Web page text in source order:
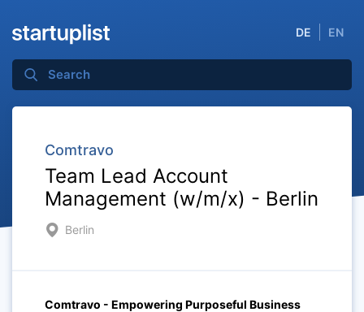
DE EN
Comtravo
Team Lead Account
Management (w/m/x) - Berlin
Berlin
Comtravo - Empowering Purposeful Business